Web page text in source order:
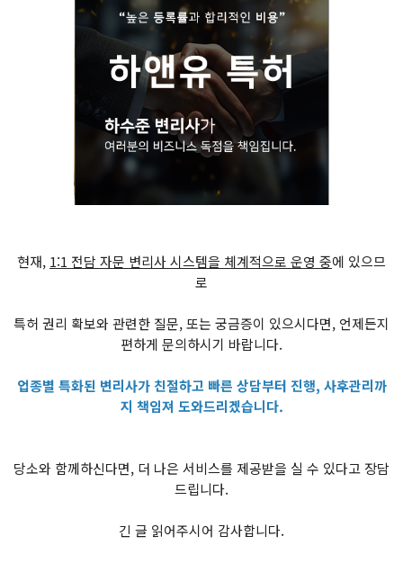
현재, 1:1 전담 자문 변리사 시스템을 체계적으로 운영 중에 있으므
로
특허 권리 확보와 관련한 질문, 또는 궁금증이 있으시다면, 언제든지
편하게 문의하시기 바랍니다.
업종별 특화된 변리사가 친절하고 빠른 상담부터 진행, 사후관리까
지 책임져 도와드리겠습니다.
당소와 함께하신다면, 더 나은 서비스를 제공받을 실 수 있다고 장담
드립니다.
긴 글 읽어주시어 감사합니다.